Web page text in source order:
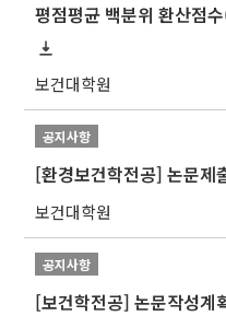
평점평균 백분위 환산점
보건대학원
공지사항
[환경보건학전공] 논문제
보건대학원
공지사항
[보건학전공] 논문작성계